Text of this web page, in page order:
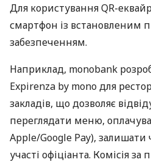
Для користування QR-
смартфон із встановленим
забезпеченням.
Наприклад, monobank
Expirenza by mono для
закладів, що дозволяє
переглядати меню,
Apple/Google Pay), залишати
участі офіціанта. Комісія